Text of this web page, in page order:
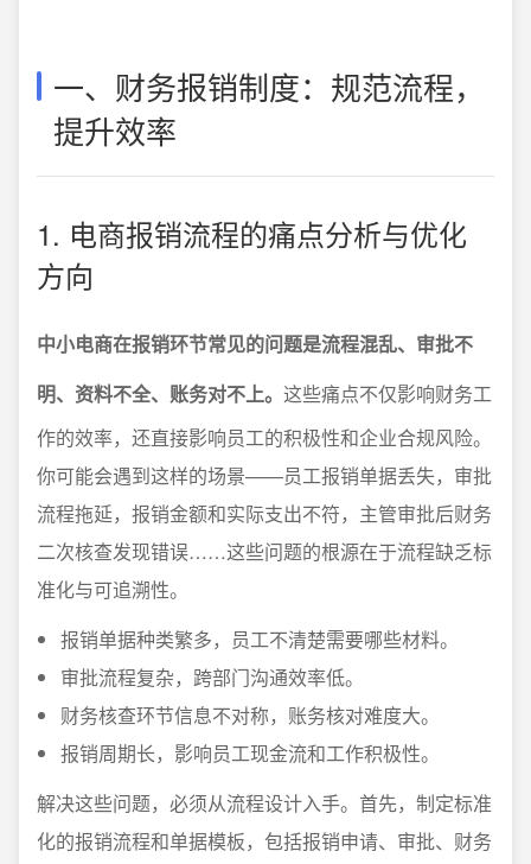
一、财务报销制度：规范流程，
提升效率
1. 电商报销流程的痛点分析与优化
方向
中小电商在报销环节常见的问题是流程混乱、审批不
明、资料不全、账务对不上。 这些痛点不仅影响财务工
作的效率，还直接影响员工的积极性和企业合规风险。
你可能会遇到这样的场景——员工报销单据丢失，审批
流程拖延，报销金额和实际支出不符，主管审批后财务
二次核查发现错误……这些问题的根源在于流程缺乏标
准化与可追溯性。
报销单据种类繁多，员工不清楚需要哪些材料。
审批流程复杂，跨部门沟通效率低。
财务核查环节信息不对称，账务核对难度大。
报销周期长，影响员工现金流和工作积极性。
解决这些问题，必须从流程设计入手。首先，制定标准
化的报销流程和单据模板，包括报销申请、审批、财务